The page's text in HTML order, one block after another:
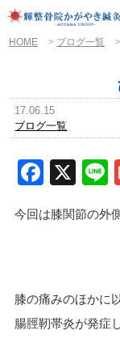
HOME > ブログ一覧
17.06.15
ブログ一覧
X
今回は膝関節の外
膝の痛みのほかに
腸脛靭帯炎が発症